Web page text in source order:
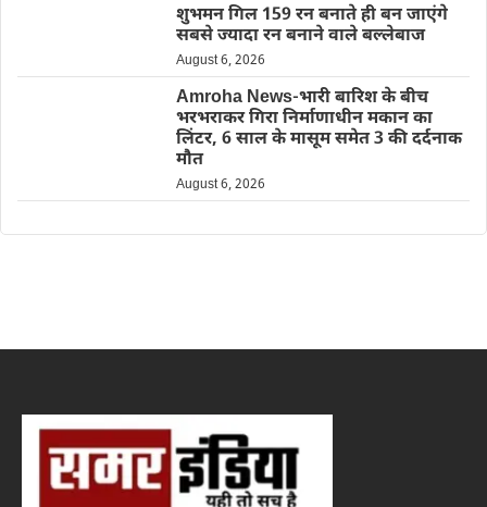
शुभमन गिल 159 रन बनाते ही बन जाएंगे
सबसे ज्यादा रन बनाने वाले बल्लेबाज
August 6, 2026
Amroha News-भारी बारिश के बीच
भरभराकर गिरा निर्माणाधीन मकान का
लिंटर, 6 साल के मासूम समेत 3 की दर्दनाक
मौत
August 6, 2026